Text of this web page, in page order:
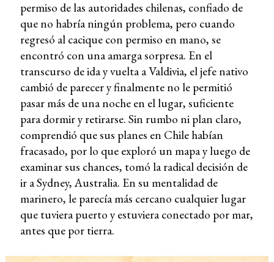
permiso de las autoridades chilenas, confiado de
que no habría ningún problema, pero cuando
regresó al cacique con permiso en mano, se
encontró con una amarga sorpresa. En el
transcurso de ida y vuelta a Valdivia, el jefe nativo
cambió de parecer y finalmente no le permitió
pasar más de una noche en el lugar, suficiente
para dormir y retirarse. Sin rumbo ni plan claro,
comprendió que sus planes en Chile habían
fracasado, por lo que exploró un mapa y luego de
examinar sus chances, tomó la radical decisión de
ir a Sydney, Australia. En su mentalidad de
marinero, le parecía más cercano cualquier lugar
que tuviera puerto y estuviera conectado por mar,
antes que por tierra.